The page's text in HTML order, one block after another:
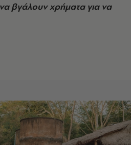
βγάλουν χρήματα για να